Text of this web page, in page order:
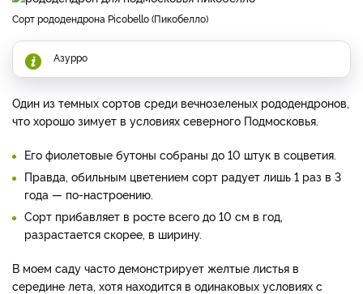
Сорт рододендрона Picobello (Пикобелло)
Азурро
Один из темных сортов среди вечнозеленых рододендронов,
что хорошо зимует в условиях северного Подмосковья.
Его фиолетовые бутоны собраны до 10 штук в соцветия.
Правда, обильным цветением сорт радует лишь 1 раз в 3
года — по-настроению.
Сорт прибавляет в росте всего до 10 см в год,
разрастается скорее, в ширину.
В моем саду часто демонстрирует желтые листья в
середине лета, хотя находится в одинаковых условиях с